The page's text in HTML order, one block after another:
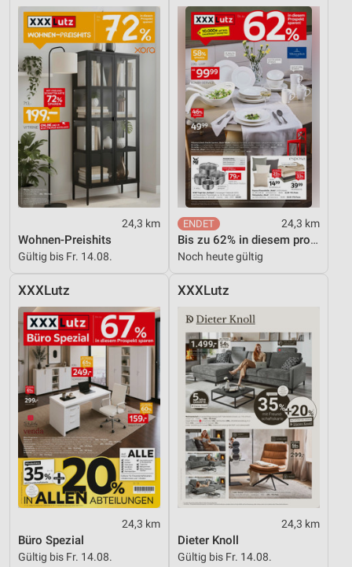
24,3 km
Wohnen-Preishits
Gültig bis Fr. 14.08.
24,3 km
Bis zu 62% in diesem prospekt
Noch heute gültig
XXXLutz
24,3 km
Büro Spezial
Gültig bis Fr. 14.08.
XXXLutz
24,3 km
Dieter Knoll
Gültig bis Fr. 14.08.